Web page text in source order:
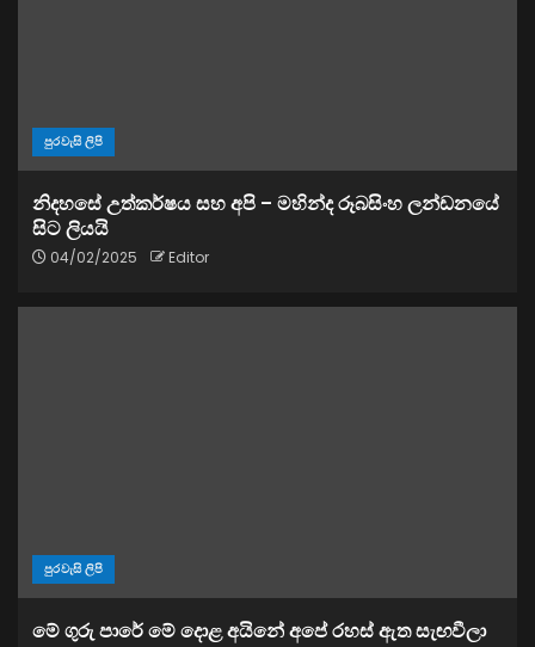
පුරවැසි ලිපි
නිදහසේ උත්කර්ෂය සහ අපි – මහින්ද රූබසිංහ ලන්ඩනයේ
සිට ලියයි
04/02/2025 Editor
පුරවැසි ලිපි
මේ ගුරු පාරේ මේ දොළ අයිනේ අපේ රහස් ඇත සැඟවීලා